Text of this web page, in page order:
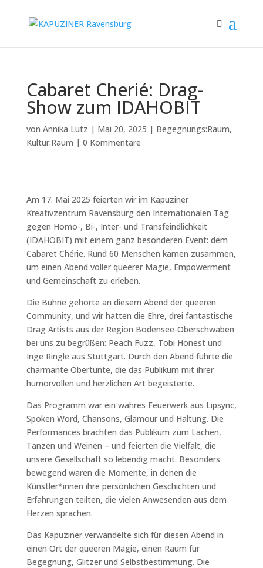
Cabaret Cherié: Drag-
Show zum IDAHOBIT
von Annika Lutz | Mai 20, 2025 | Begegnungs:Raum,
Kultur:Raum | 0 Kommentare
Am 17. Mai 2025 feierten wir im Kapuziner
Kreativzentrum Ravensburg den Internationalen Tag
gegen Homo-, Bi-, Inter- und Transfeindlichkeit
(IDAHOBIT) mit einem ganz besonderen Event: dem
Cabaret Chérie. Rund 60 Menschen kamen zusammen,
um einen Abend voller queerer Magie, Empowerment
und Gemeinschaft zu erleben.
Die Bühne gehörte an diesem Abend der queeren
Community, und wir hatten die Ehre, drei fantastische
Drag Artists aus der Region Bodensee-Oberschwaben
bei uns zu begrüßen: Peach Fuzz, Tobi Honest und
Inge Ringle aus Stuttgart. Durch den Abend führte die
charmante Obertunte, die das Publikum mit ihrer
humorvollen und herzlichen Art begeisterte.
Das Programm war ein wahres Feuerwerk aus Lipsync,
Spoken Word, Chansons, Glamour und Haltung. Die
Performances brachten das Publikum zum Lachen,
Tanzen und Weinen – und feierten die Vielfalt, die
unsere Gesellschaft so lebendig macht. Besonders
bewegend waren die Momente, in denen die
Künstler*innen ihre persönlichen Geschichten und
Erfahrungen teilten, die vielen Anwesenden aus dem
Herzen sprachen.
Das Kapuziner verwandelte sich für diesen Abend in
einen Ort der queeren Magie, einen Raum für
Begegnung, Glitzer und Selbstbestimmung. Die